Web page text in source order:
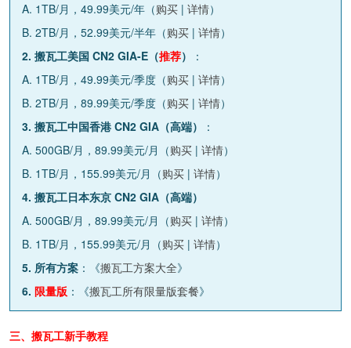
A. 1TB/月，49.99美元/年（购买 | 详情）
B. 2TB/月，52.99美元/半年（购买 | 详情）
2. 搬瓦工美国 CN2 GIA-E（推荐）
：
A. 1TB/月，49.99美元/季度（购买 | 详情）
B. 2TB/月，89.99美元/季度（购买 | 详情）
3. 搬瓦工中国香港 CN2 GIA（高端）
：
A. 500GB/月，89.99美元/月（购买 | 详情）
B. 1TB/月，155.99美元/月（购买 | 详情）
4. 搬瓦工日本东京 CN2 GIA（高端）
A. 500GB/月，89.99美元/月（购买 | 详情）
B. 1TB/月，155.99美元/月（购买 | 详情）
5. 所有方案 ：《搬瓦工方案大全》
6. 限量版 ：《搬瓦工所有限量版套餐》
三、搬瓦工新手教程